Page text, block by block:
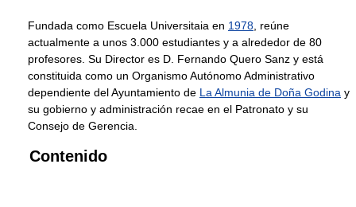
Fundada como Escuela Universitaia en 1978 , reúne
actualmente a unos 3.000 estudiantes y a alrededor de 80
profesores. Su Director es D. Fernando Quero Sanz y está
constituida como un Organismo Autónomo Administrativo
dependiente del Ayuntamiento de La Almunia de Doña Godina y
su gobierno y administración recae en el Patronato y su
Consejo de Gerencia.
Contenido